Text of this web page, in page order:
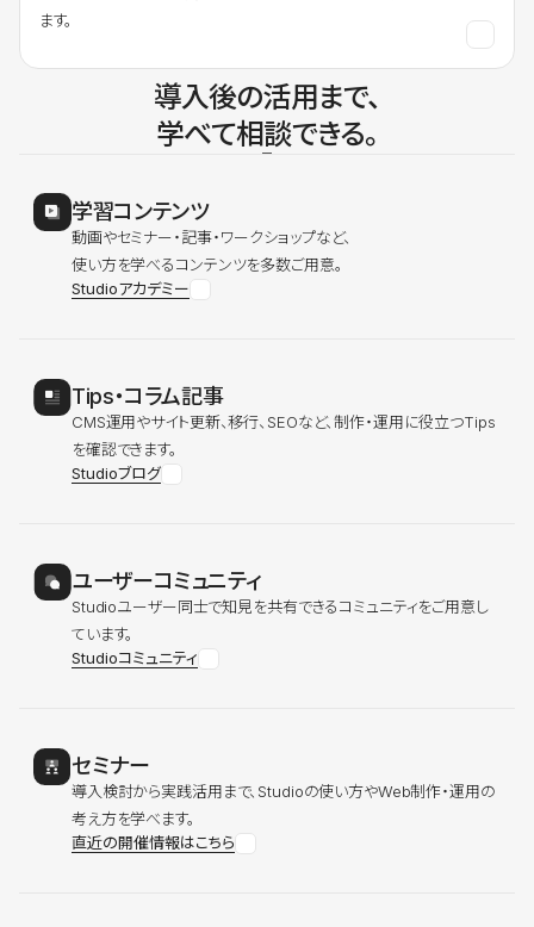
ます。
導入後の活用まで、
学べて相談できる。
学習コンテンツ
動画やセミナー・記事・ワークショップなど、
使い方を学べるコンテンツを多数ご用意。
Studioアカデミー
Tips・コラム記事
CMS運用やサイト更新、移行、SEOなど、制作・運用に役立つTips
を確認できます。
Studioブログ
ユーザーコミュニティ
Studioユーザー同士で知見を共有できるコミュニティをご用意し
ています。
Studioコミュニティ
セミナー
導入検討から実践活用まで、Studioの使い方やWeb制作・運用の
考え方を学べます。
直近の開催情報はこちら